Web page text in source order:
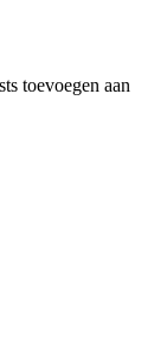
toevoegen aan